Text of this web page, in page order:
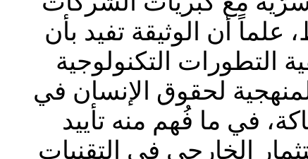
أن الوثيقة تفيد بأن
التطورات التكنولوجية
لحقوق الإنسان في
في ما فُهم منه تأييد
الخارجي في التقنيات